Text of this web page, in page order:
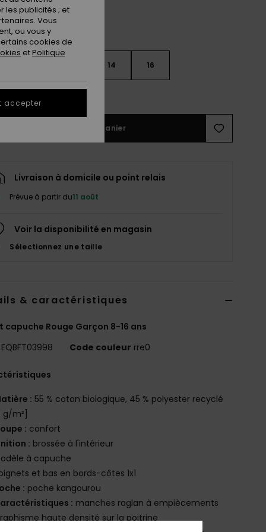
14 16
Ajouter au panier
Livraison à domicile ou point relais
Prévue à partir du11 août
Voir la disponibilité en magasin
Sélectionnez une taille
& caractéristiques
capuche Rouge Garçon 8-16 ans
EQBFT03998 Code couleur rre0
: 55 % coton biologique, 45 % polyester recyclé
g/m²]
: confort
: brossée à l'intérieur
à capuche
et bas en bords-côtes 1x1
: poche kangourou
: manches raglan à empiècements
haute densité sur la poitrine
les publicités ; et
Vous
ou vous y
cookies de
etPolitique
accepter